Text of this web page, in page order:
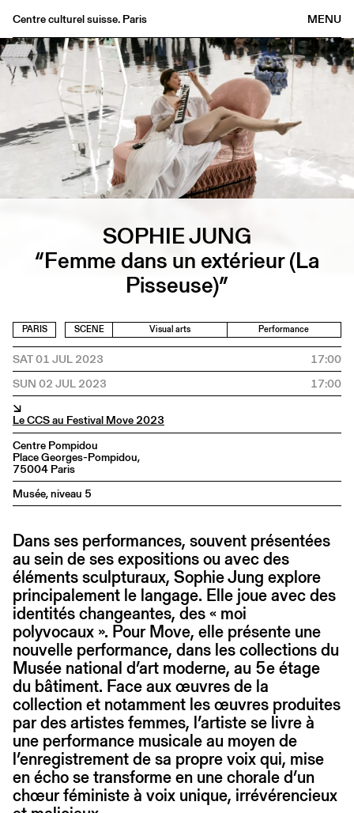
MENU
Centre culturel suisse. Paris
Agenda
Bookshop
Archives
Publications
About
SOPHIE JUNG
“Femme dans un extérieur (La
Pisseuse)”
PARIS SCENE Visual arts Performance
SAT 01 JUL 2023
17:00
SUN 02 JUL 2023
17:00
↘
Le CCS au Festival Move 2023
Centre Pompidou
Place Georges-Pompidou,
75004 Paris
Musée, niveau 5
Dans ses performances, souvent présentées
au sein de ses expositions ou avec des
éléments sculpturaux, Sophie Jung explore
principalement le langage. Elle joue avec des
identités changeantes, des « moi
polyvocaux ». Pour Move, elle présente une
nouvelle performance, dans les collections du
Musée national d’art moderne, au 5e étage
du bâtiment. Face aux œuvres de la
collection et notamment les œuvres produites
par des artistes femmes, l’artiste se livre à
une performance musicale au moyen de
l’enregistrement de sa propre voix qui, mise
en écho se transforme en une chorale d’un
chœur féministe à voix unique, irrévérencieux